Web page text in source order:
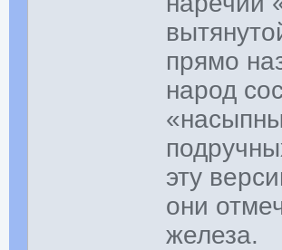
прямо
народ
эту
они
железа.